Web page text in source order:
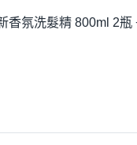
香氛洗髮精 800ml 2瓶